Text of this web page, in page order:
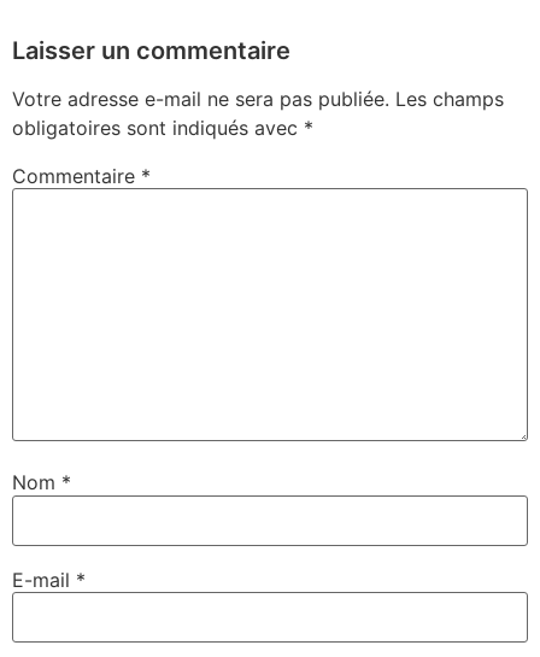
Laisser un commentaire
Votre adresse e-mail ne sera pas publiée. Les champs
obligatoires sont indiqués avec *
Commentaire *
Nom *
E-mail *